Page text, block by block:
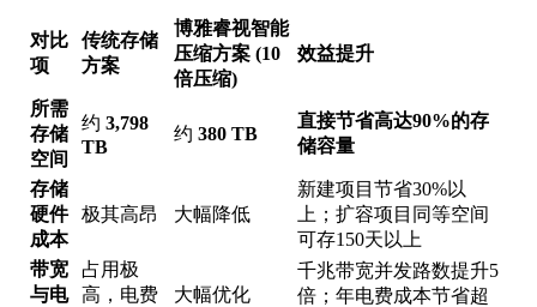
对比
项
传统存储
方案
博雅睿视智能
压缩方案 (10
倍压缩)
效益提升
所需
存储
空间
约 3,798
TB
约 380 TB
直接节省高达90%的存
储容量
存储
硬件
成本
极其高昂 大幅降低
新建项目节省30%以
上；扩容项目同等空间
可存150天以上
带宽
与电
占用极
高，电费
大幅优化
千兆带宽并发路数提升5
倍；年电费成本节省超